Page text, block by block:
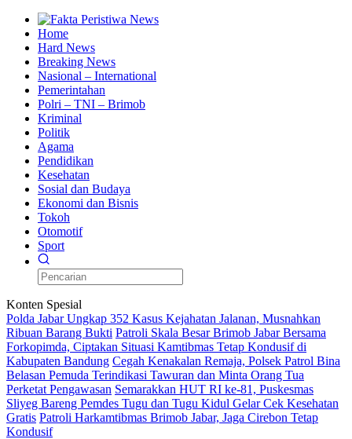
Home
Hard News
Breaking News
Nasional – International
Pemerintahan
Polri – TNI – Brimob
Kriminal
Politik
Agama
Pendidikan
Kesehatan
Sosial dan Budaya
Ekonomi dan Bisnis
Tokoh
Otomotif
Sport
Konten Spesial
Polda Jabar Ungkap 352 Kasus Kejahatan Jalanan, Musnahkan
Ribuan Barang Bukti Patroli Skala Besar Brimob Jabar Bersama
Forkopimda, Ciptakan Situasi Kamtibmas Tetap Kondusif di
Kabupaten Bandung Cegah Kenakalan Remaja, Polsek Patrol Bina
Belasan Pemuda Terindikasi Tawuran dan Minta Orang Tua
Perketat Pengawasan Semarakkan HUT RI ke-81, Puskesmas
Sliyeg Bareng Pemdes Tugu dan Tugu Kidul Gelar Cek Kesehatan
Gratis Patroli Harkamtibmas Brimob Jabar, Jaga Cirebon Tetap
Kondusif